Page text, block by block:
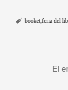
booket feria del
El